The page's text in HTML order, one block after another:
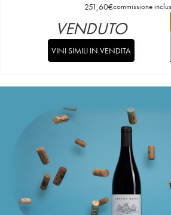
251,60€commissione
VENDUTO
VINI SIMILI IN VENDITA